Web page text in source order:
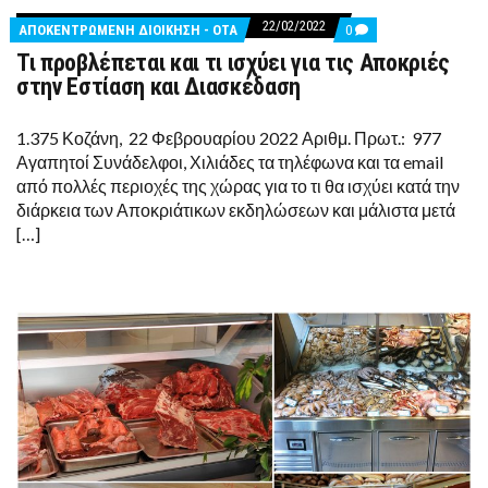
ΑΠΟΚΕΝΤΡΩΜΕΝΗ ΔΙΟΙΚΗΣΗ - ΟΤΑ 22/02/2022 0 COMMENTS
ON
ΤΙ
ΠΡΟΒΛΈΠΕΤΑΙ
ΓΙΑ
ΤΙΣ
ΑΠΟΚΡΙΈΣ
ΣΤΗΝ
ΕΣΤΊΑΣΗ
ΚΑΙ
Τι προβλέπεται και τι ισχύει για τις Αποκριές
στην Εστίαση και Διασκέδαση
1.375 Κοζάνη, 22 Φεβρουαρίου 2022 Αριθμ. Πρωτ.: 977
Αγαπητοί Συνάδελφοι, Χιλιάδες τα τηλέφωνα και τα email
από πολλές περιοχές της χώρας για το τι θα ισχύει κατά την
διάρκεια των Αποκριάτικων εκδηλώσεων και μάλιστα μετά
[…]